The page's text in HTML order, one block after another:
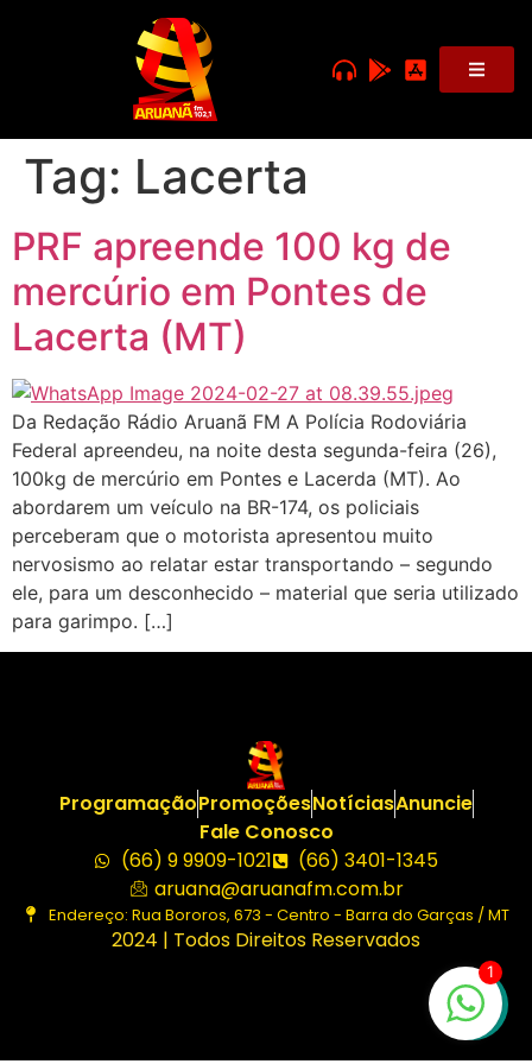
Tag: Lacerta
PRF apreende 100 kg de
mercúrio em Pontes de
Lacerta (MT)
Da Redação Rádio Aruanã FM A Polícia Rodoviária
Federal apreendeu, na noite desta segunda-feira (26),
100kg de mercúrio em Pontes e Lacerda (MT). Ao
abordarem um veículo na BR-174, os policiais
perceberam que o motorista apresentou muito
nervosismo ao relatar estar transportando – segundo
ele, para um desconhecido – material que seria utilizado
para garimpo. […]
ProgramaçãoPromoçõesNotíciasAnuncie
Fale Conosco
(66) 9 9909-1021
(66) 3401-1345
aruana@aruanafm.com.br
Endereço: Rua Bororos, 673 - Centro - Barra do Garças / MT
2024 | Todos Direitos Reservados
1